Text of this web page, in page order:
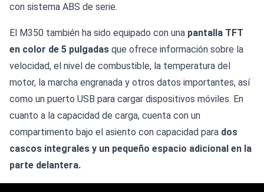
con sistema ABS de serie.
El M350 también ha sido equipado con una pantalla TFT
en color de 5 pulgadas que ofrece información sobre la
velocidad, el nivel de combustible, la temperatura del
motor, la marcha engranada y otros datos importantes, así
como un puerto USB para cargar dispositivos móviles. En
cuanto a la capacidad de carga, cuenta con un
compartimento bajo el asiento con capacidad para dos
cascos integrales y un pequeño espacio adicional en la
parte delantera.